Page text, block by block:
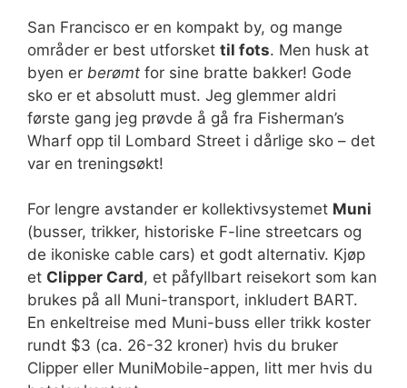
San Francisco er en kompakt by, og mange
områder er best utforsket til fots. Men husk at
byen er berømt for sine bratte bakker! Gode
sko er et absolutt must. Jeg glemmer aldri
første gang jeg prøvde å gå fra Fisherman’s
Wharf opp til Lombard Street i dårlige sko – det
var en treningsøkt!
For lengre avstander er kollektivsystemet Muni
(busser, trikker, historiske F-line streetcars og
de ikoniske cable cars) et godt alternativ. Kjøp
et Clipper Card, et påfyllbart reisekort som kan
brukes på all Muni-transport, inkludert BART.
En enkeltreise med Muni-buss eller trikk koster
rundt $3 (ca. 26-32 kroner) hvis du bruker
Clipper eller MuniMobile-appen, litt mer hvis du